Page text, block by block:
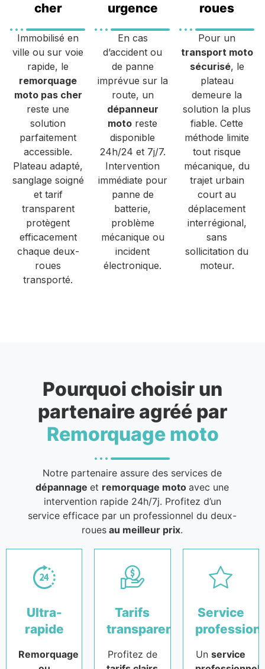
cher
Immobilisé en
ville ou sur voie
rapide, le
remorquage
moto pas cher
reste une
solution
parfaitement
accessible.
Plateau adapté,
sanglage soigné
et tarif
transparent
protègent
efficacement
chaque deux-
roues
transporté.
urgence
En cas
d’accident ou
de panne
imprévue sur la
route, un
dépanneur
moto reste
disponible
24h/24 et 7j/7.
Intervention
immédiate pour
panne de
batterie,
problème
mécanique ou
incident
électronique.
roues
Pour un
transport moto
sécurisé, le
plateau
demeure la
solution la plus
fiable. Cette
méthode limite
tout risque
mécanique, du
trajet urbain
court au
déplacement
interrégional,
sans
sollicitation du
moteur.
Pourquoi choisir un
partenaire agréé par
Remorquage moto
Notre partenaire assure des services de
dépannageet remorquage motoavec une
intervention rapide 24h/7j. Profitez d’un
service efficace par un professionnel du deux-
roues au meilleur prix.
Ultra-
rapide
Remorquage
Tarifs
transparents
Profitez de
Service
Unservice